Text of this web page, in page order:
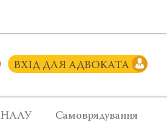
ВХІД ДЛЯ АДВОКАТА
НААУ Самоврядування